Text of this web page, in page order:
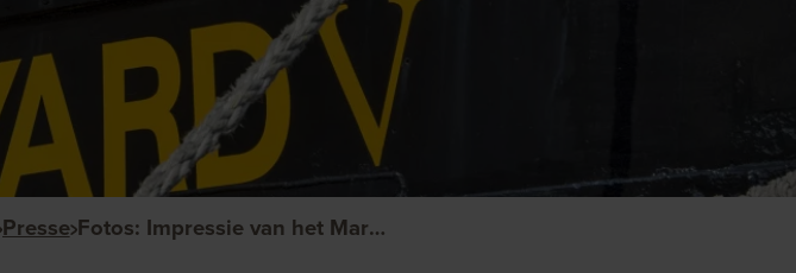
Presse Fotos: Impressie van het Maritiem Museum